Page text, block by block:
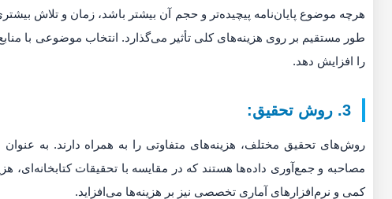
هرچه موضوع پایان‌نامه پیچیده‌تر و حجم آن بیشتر باشد، زمان و تلاش
طور مستقیم بر روی هزینه‌های کلی تأثیر می‌گذارد. انتخاب موضوعی با
را افزایش دهد.
3. روش تحقیق:
روش‌های تحقیق مختلف، هزینه‌های متفاوتی را به همراه دارند. به عنوان
مصاحبه و جمع‌آوری داده‌ها هستند که در مقایسه با تحقیقات
کمی و نرم‌افزارهای آماری تخصصی نیز بر هزینه‌ها می‌افزاید.